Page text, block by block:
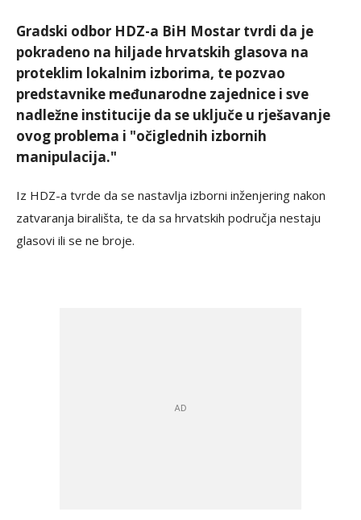
Gradski odbor HDZ-a BiH Mostar tvrdi da je
pokradeno na hiljade hrvatskih glasova na
proteklim lokalnim izborima, te pozvao
predstavnike međunarodne zajednice i sve
nadležne institucije da se uključe u rješavanje
ovog problema i "očiglednih izbornih
manipulacija."
Iz HDZ-a tvrde da se nastavlja izborni inženjering nakon
zatvaranja birališta, te da sa hrvatskih područja nestaju
glasovi ili se ne broje.